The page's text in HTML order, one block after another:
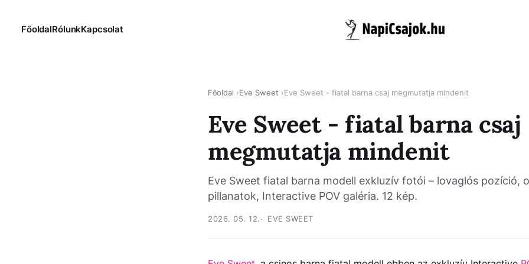
FőoldalRólunkKapcsolat
Főoldal Eve Sweet Eve Sweet - fiatal barna csaj megmutatja mindenit
Eve Sweet - fiatal barna csaj
megmutatja mindenit
Eve Sweet fiatal barna modell exkluzív fotói – lovaglós pozíció,
pillanatok, Interactive POV galéria. 12 kép.
2026. 05. 12. EVE SWEET